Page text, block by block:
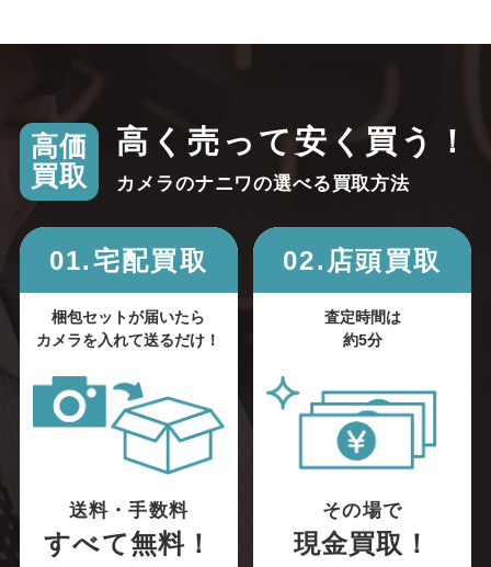
高価
買取
高く売って安く買う！
カメラのナニワの選べる買取方法
01.宅配買取
梱包セットが届いたら
カメラを入れて送るだけ！
送料・手数料
すべて無料！
02.店頭買取
査定時間は
約5分
その場で
現金買取！